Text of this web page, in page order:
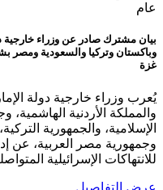
عام
بيان مشترك صادر عن وزراء خارجية
وباكستان وتركيا والسعودية ومصر
غزة
يُعرب وزراء خارجية دولة
والمملكة الأردنية الهاشمية،
الإسلامية، والجمهورية
وجمهورية مصر العربية، عن
للانتهاكات الإسرائيلية